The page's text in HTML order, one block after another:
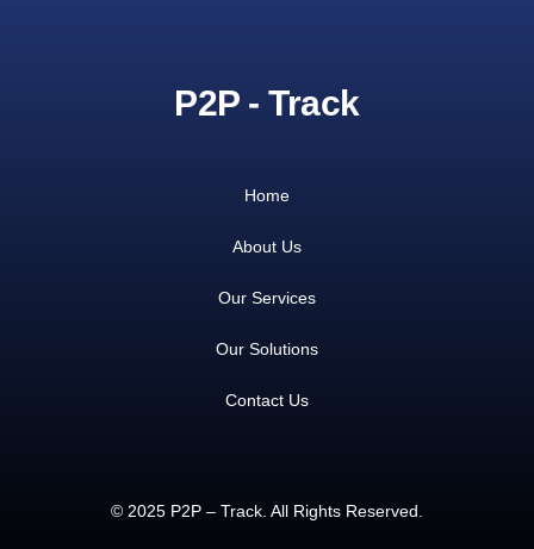
P2P - Track
Home
About Us
Our Services
Our Solutions
Contact Us
© 2025 P2P – Track. All Rights Reserved.